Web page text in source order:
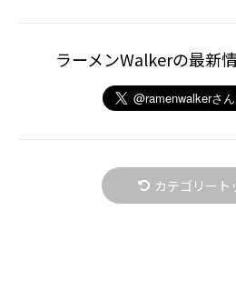
ラーメンWalkerの最新
カテゴリート